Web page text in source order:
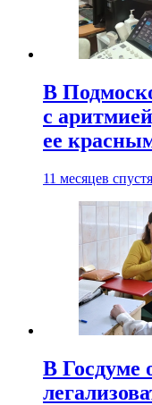
В
с
ее
11 месяцев спустя
В Госдуме